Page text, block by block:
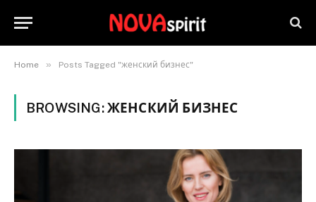
Home » Posts Tagged "женский бизнес"
BROWSING:ЖЕНСКИЙ БИЗНЕС